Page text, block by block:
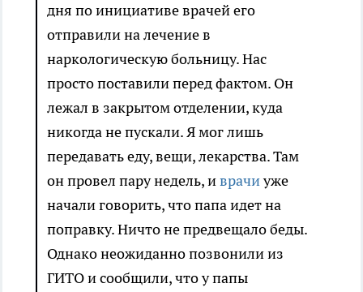
дня по инициативе врачей его
отправили на лечение в
наркологическую больницу. Нас
просто поставили перед фактом. Он
лежал в закрытом отделении, куда
никогда не пускали. Я мог лишь
передавать еду, вещи, лекарства. Там
он провел пару недель, иврачиуже
начали говорить, что папа идет на
поправку. Ничто не предвещало беды.
Однако неожиданно позвонили из
ГИТО и сообщили, что у папы